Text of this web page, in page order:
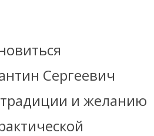
Сергеевич
и желанию